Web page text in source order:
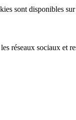
sont disponibles
réseaux sociaux et